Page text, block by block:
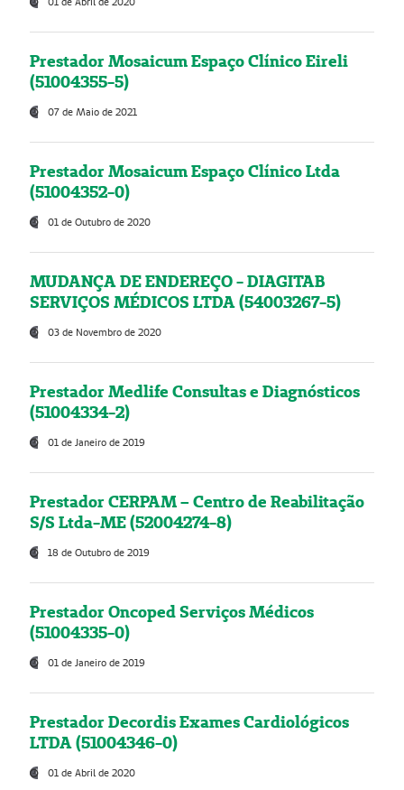
Prestador Mosaicum Espaço Clínico Eireli
(51004355-5)
07 de Maio de 2021
Prestador Mosaicum Espaço Clínico Ltda
(51004352-0)
01 de Outubro de 2020
MUDANÇA DE ENDEREÇO - DIAGITAB
SERVIÇOS MÉDICOS LTDA (54003267-5)
03 de Novembro de 2020
Prestador Medlife Consultas e Diagnósticos
(51004334-2)
01 de Janeiro de 2019
Prestador CERPAM – Centro de Reabilitação
S/S Ltda-ME (52004274-8)
18 de Outubro de 2019
Prestador Oncoped Serviços Médicos
(51004335-0)
01 de Janeiro de 2019
Prestador Decordis Exames Cardiológicos
LTDA (51004346-0)
01 de Abril de 2020